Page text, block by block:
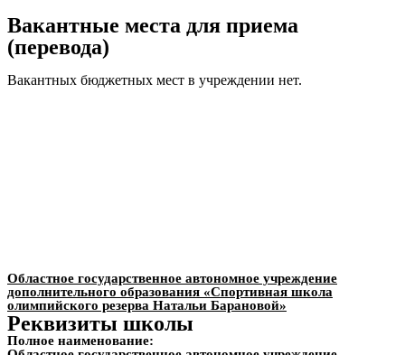
Вакантные места для приема
(перевода)
Вакантных бюджетных мест в учреждении нет.
Областное государственное автономное учреждение
дополнительного образования «Спортивная школа
олимпийского резерва Натальи Барановой»
Реквизиты школы
Полное наименование: